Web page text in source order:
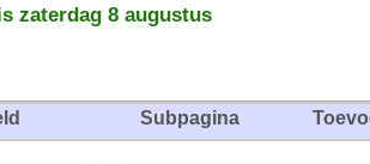
zaterdag 8 augustus
Subpagina